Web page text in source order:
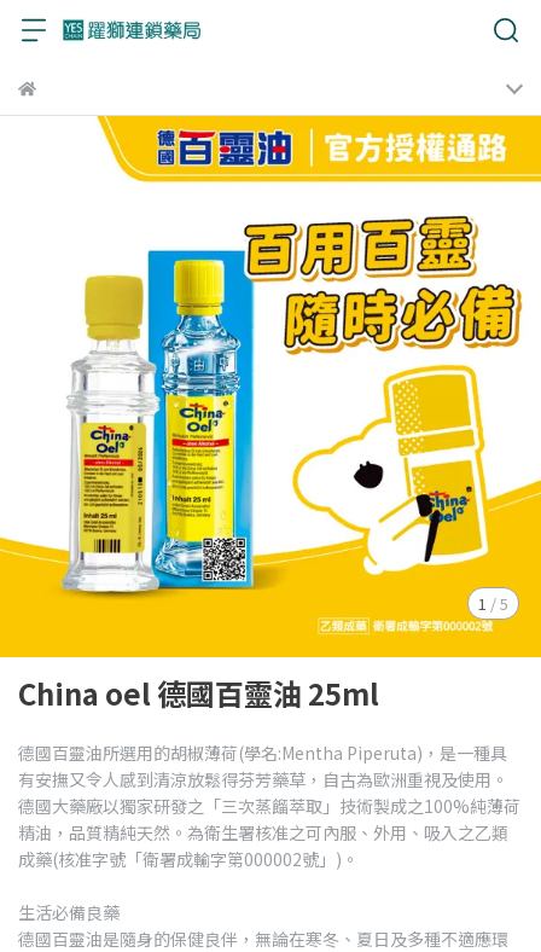
1 /5
China oel 德國百靈油 25ml
德國百靈油所選用的胡椒薄荷(學名:Mentha Piperuta)，是一種具
有安撫又令人感到清涼放鬆得芬芳藥草，自古為歐洲重視及使用。
德國大藥廠以獨家研發之「三次蒸餾萃取」技術製成之100%純薄荷
精油，品質精純天然。為衛生署核准之可內服、外用、吸入之乙類
成藥(核准字號「衛署成輸字第000002號」)。
生活必備良藥
德國百靈油是隨身的保健良伴，無論在寒冬、夏日及多種不適應環